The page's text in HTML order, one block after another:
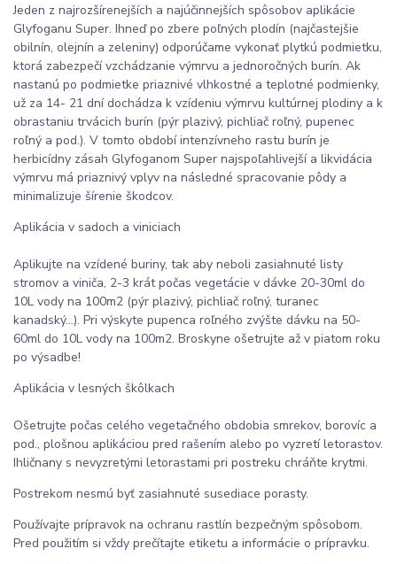
Jeden z najrozšírenejších a najúčinnejších spôsobov aplikácie
Glyfoganu Super. Ihneď po zbere poľných plodín (najčastejšie
obilnín, olejnín a zeleniny) odporúčame vykonať plytkú podmietku,
ktorá zabezpečí vzchádzanie výmrvu a jednoročných burín. Ak
nastanú po podmietke priaznivé vlhkostné a teplotné podmienky,
už za 14- 21 dní dochádza k vzídeniu výmrvu kultúrnej plodiny a k
obrastaniu trvácich burín (pýr plazivý, pichliač roľný, pupenec
roľný a pod.). V tomto období intenzívneho rastu burín je
herbicídny zásah Glyfoganom Super najspoľahlivejší a likvidácia
výmrvu má priaznivý vplyv na následné spracovanie pôdy a
minimalizuje šírenie škodcov.
Aplikácia v sadoch a viniciach
Aplikujte na vzídené buriny, tak aby neboli zasiahnuté listy
stromov a viniča, 2-3 krát počas vegetácie v dávke 20-30ml do
10L vody na 100m2 (pýr plazivý, pichliač roľný, turanec
kanadský...). Pri výskyte pupenca roľného zvýšte dávku na 50-
60ml do 10L vody na 100m2. Broskyne ošetrujte až v piatom roku
po výsadbe!
Aplikácia v lesných škôlkach
Ošetrujte počas celého vegetačného obdobia smrekov, borovíc a
pod., plošnou aplikáciou pred rašením alebo po vyzretí letorastov.
Ihličnany s nevyzretými letorastami pri postreku chráňte krytmi.
Postrekom nesmú byť zasiahnuté susediace porasty.
Používajte prípravok na ochranu rastlín bezpečným spôsobom.
Pred použitím si vždy prečítajte etiketu a informácie o prípravku.